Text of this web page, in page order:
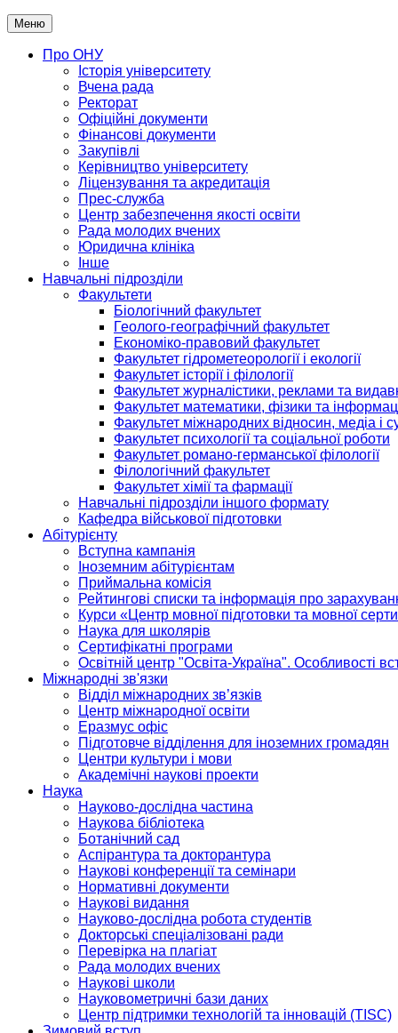
Меню
Про ОНУ
Історія університету
Вчена рада
Ректорат
Офіційні документи
Фінансові документи
Закупівлі
Керівництво університету
Ліцензування та акредитація
Прес-служба
Центр забезпечення якості освіти
Рада молодих вчених
Юридична клініка
Інше
Навчальні підрозділи
Факультети
Біологічний факультет
Геолого-географічний факультет
Економіко-правовий факультет
Факультет гідрометеорології і екології
Факультет історії і філології
Факультет журналістики, реклами та
Факультет математики, фізики та
Факультет міжнародних відносин, медіа і
Факультет психології та соціальної роботи
Факультет романо-германської філології
Філологічний факультет
Факультет хімії та фармації
Навчальні підрозділи іншого формату
Кафедра військової підготовки
Абітурієнту
Вступна кампанія
Іноземним абітурієнтам
Приймальна комісія
Рейтингові списки та інформація про
Курси «Центр мовної підготовки та мовної
Наука для школярів
Сертифікатні програми
Освітній центр "Освіта-Україна". Особливості
Міжнародні зв'язки
Відділ міжнародних зв’язків
Центр міжнародної освіти
Еразмус офіс
Підготовче відділення для іноземних громадян
Центри культури і мови
Академічні наукові проекти
Наука
Науково-дослідна частина
Наукова бібліотека
Ботанічний сад
Аспірантура та докторантура
Наукові конференції та семінари
Нормативні документи
Наукові видання
Науково-дослідна робота студентів
Докторські спеціалізовані ради
Перевірка на плагіат
Рада молодих вчених
Наукові школи
Науковометричні бази даних
Центр підтримки технологій та інновацій (TISC)